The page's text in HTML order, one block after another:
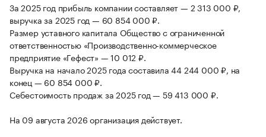
За 2025 год прибыль компании составляет — 2 313 000 ₽,
выручка за 2025 год — 60 854 000 ₽.
Размер уставного капитала Общество с ограниченной
ответственностью «Производственно-коммерческое
предприятие «Гефест» — 10 012 ₽.
Выручка на начало 2025 года составила 44 244 000 ₽, на
конец — 60 854 000 ₽.
Себестоимость продаж за 2025 год — 59 413 000 ₽.
На 09 августа 2026 организация действует.